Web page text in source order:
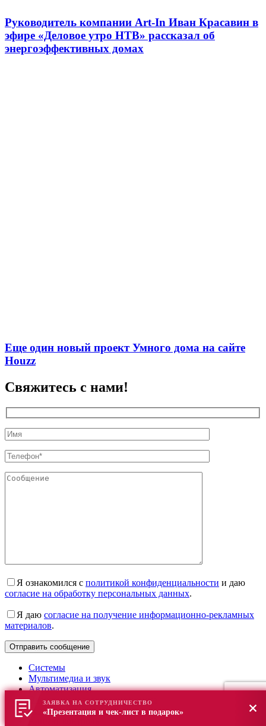
Руководитель компании Art-In Иван Красавин в
эфире «Деловое утро НТВ» рассказал об
энергоэффективных домах
Еще один новый проект Умного дома на сайте
Houzz
Свяжитесь с нами!
Я ознакомился с политикой конфиденциальности и даю
согласие на обработку персональных данных.
Я даю согласие на получение информационно-рекламных
материалов.
Системы
Мультимедиа и звук
Автоматизация
Электрика и электроснабжение
Безопасность и защита
ЗАЯВКА НА СОТРУДНИЧЕСТВО
«Презентация и чек-лист в подарок»